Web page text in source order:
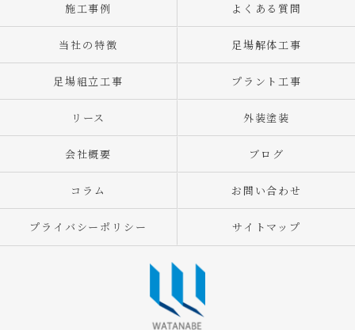
施工事例 よくある質問
当社の特徴 足場解体工事
足場組立工事 プラント工事
リース 外装塗装
会社概要 ブログ
コラム お問い合わせ
プライバシーポリシー サイトマップ